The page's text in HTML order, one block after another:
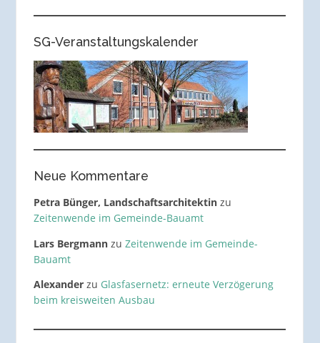
SG-Veranstaltungskalender
Neue Kommentare
Petra Bünger, Landschaftsarchitektinzu
Zeitenwende im Gemeinde-Bauamt
Lars Bergmannzu Zeitenwende im Gemeinde-
Bauamt
Alexanderzu Glasfasernetz: erneute Verzögerung
beim kreisweiten Ausbau